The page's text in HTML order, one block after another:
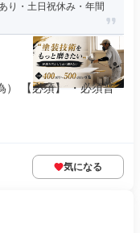
り・土日祝休み・年間
） 【必須】 ・必須普
気になる